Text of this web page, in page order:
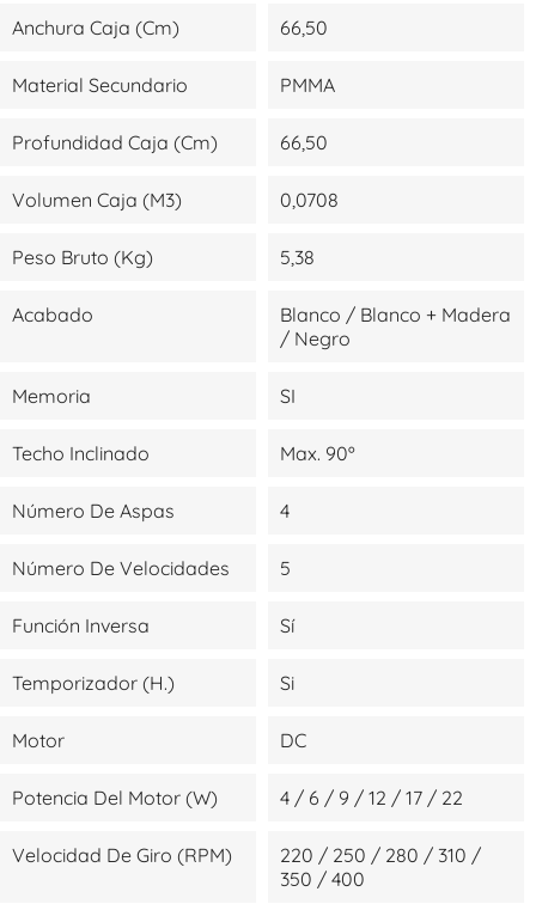
Anchura Caja (cm) 66,50
Material Secundario PMMA
Profundidad Caja (cm) 66,50
Volumen Caja (m3) 0,0708
Peso Bruto (kg) 5,38
Acabado
Blanco / Blanco + Madera
/ Negro
Memoria SI
Techo Inclinado Max. 90º
Número De Aspas 4
Número De Velocidades 5
Función Inversa Sí
Temporizador (H.) Si
Motor DC
Potencia Del Motor (W) 4 / 6 / 9 / 12 / 17 / 22
Velocidad De Giro (RPM)
220 / 250 / 280 / 310 /
350 / 400